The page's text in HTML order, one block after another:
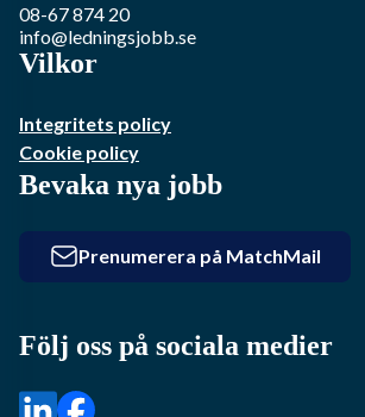
08-67 874 20
info@ledningsjobb.se
Vilkor
Integritets policy
Cookie policy
Bevaka nya jobb
Prenumerera på MatchMail
Följ oss på sociala medier